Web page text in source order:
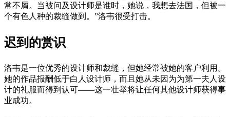
常不屑。当被问及设计师是谁时，她说，我想去法国，但被一
个有色人种的裁缝做到。”洛韦很受打击。
迟到的赏识
洛韦是一位优秀的设计师和裁缝，但她经常被她的客户利用。
她的作品报酬低于白人设计师，而且她从未因为为第一夫人设
计的礼服而得到认可——这一壮举将让任何其他设计师获得事
业成功。